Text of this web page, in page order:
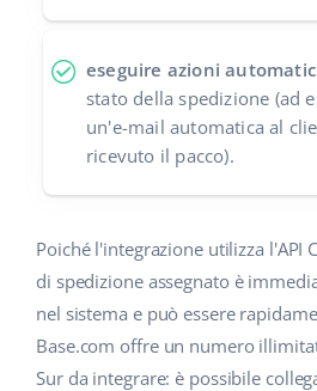
eseguire azioni
stato della spedizione (ad
un'e-mail automatica al
ricevuto il pacco).
Poiché l'integrazione utilizza l'API
di spedizione assegnato è
nel sistema e può essere
Base.com offre un numero
Sur da integrare: è possibile